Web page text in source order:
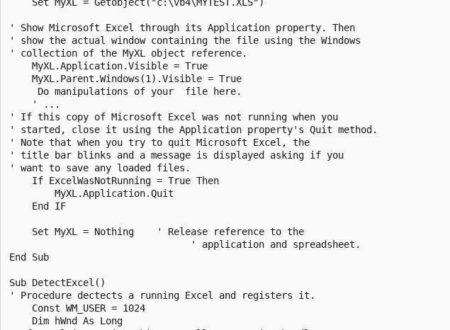
' Show Microsoft Excel through its Application property. Then
' show the actual window containing the file using the Windows
' collection of the MyXL object reference.
    MyXL.Application.Visible = True
    MyXL.Parent.Windows(1).Visible = True
     Do manipulations of your  file here.
    ' ...
' If this copy of Microsoft Excel was not running when you
' started, close it using the Application property's Quit method.
' Note that when you try to quit Microsoft Excel, the
' title bar blinks and a message is displayed asking if you
' want to save any loaded files.
    If ExcelWasNotRunning = True Then
        MyXL.Application.Quit
    End IF
    Set MyXL = Nothing    ' Release reference to the
                                ' application and spreadsheet.
End Sub
Sub DetectExcel()
' Procedure dectects a running Excel and registers it.
    Const WM_USER = 1024
    Dim hWnd As Long